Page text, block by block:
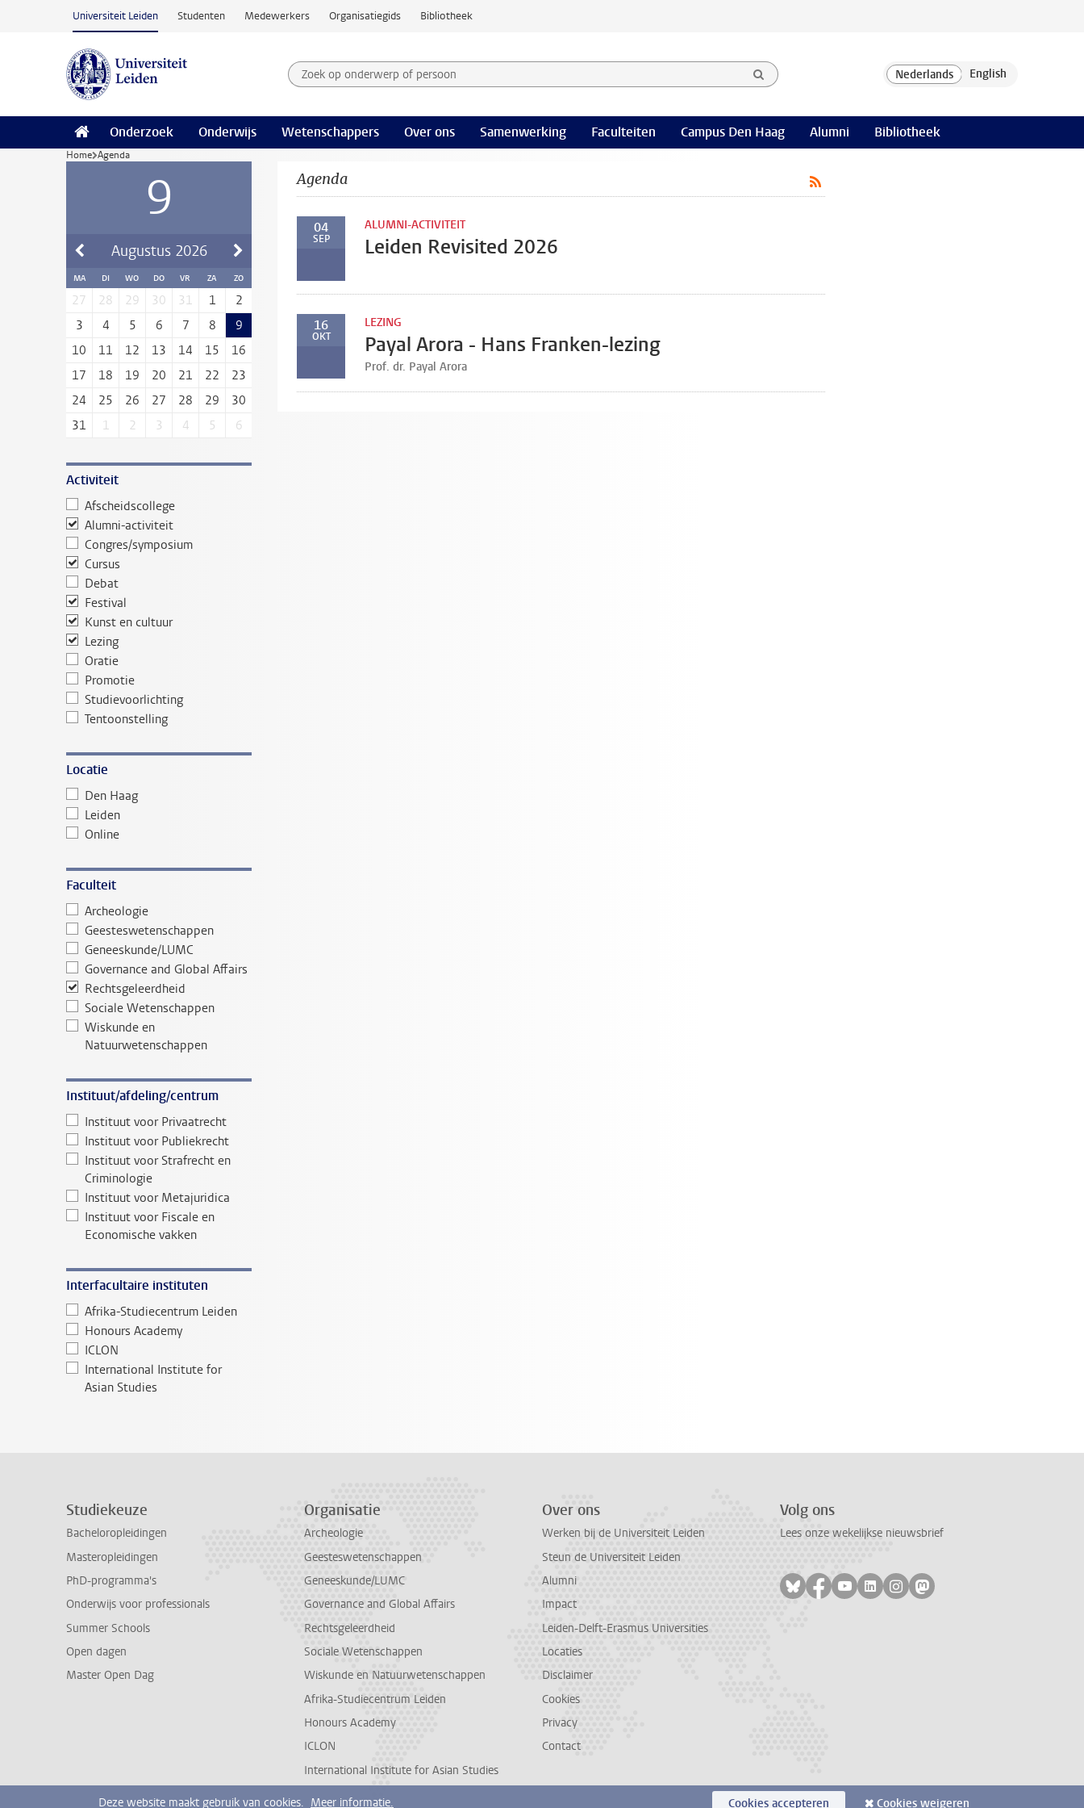
Ga naar hoofdinhoud
Universiteit Leiden Studenten Medewerkers Organisatiegids Bibliotheek
Zoek op onderwerp of persoon en selecteer categorie
Zoekterm
Onderzoek Onderwijs Wetenschappers Over ons Samenwerking Faculteiten Campus Den Haag Alumni Bibliotheek
Home Agenda
9
Augustus 2026
MA DI WO DO VR ZA ZO
27 28 29 30 31 1
2
3
4 5 6 7 8
9
10
11 12 13 14 15
16
17
18 19 20 21 22
23
24
25 26 27 28 29
30
31
1 2 3 4 5 6
Activiteit
Afscheidscollege
Alumni-activiteit
Congres/symposium
Cursus
Debat
Festival
Kunst en cultuur
Lezing
Oratie
Promotie
Studievoorlichting
Tentoonstelling
Locatie
Den Haag
Leiden
Online
Faculteit
Archeologie
Geesteswetenschappen
Geneeskunde/LUMC
Governance and Global Affairs
Rechtsgeleerdheid
Sociale Wetenschappen
Wiskunde en
Natuurwetenschappen
Instituut/afdeling/centrum
Instituut voor Privaatrecht
Instituut voor Publiekrecht
Instituut voor Strafrecht en
Criminologie
Instituut voor Metajuridica
Instituut voor Fiscale en
Economische vakken
Interfacultaire instituten
Afrika-Studiecentrum Leiden
Honours Academy
ICLON
International Institute for
Asian Studies
Agenda
04
SEP
ALUMNI-ACTIVITEIT
Leiden Revisited 2026
16
OKT
LEZING
Payal Arora - Hans Franken-lezing
Prof. dr. Payal Arora
Studiekeuze
Bacheloropleidingen
Masteropleidingen
PhD-programma's
Onderwijs voor professionals
Summer Schools
Open dagen
Master Open Dag
Organisatie
Archeologie
Geesteswetenschappen
Geneeskunde/LUMC
Governance and Global Affairs
Rechtsgeleerdheid
Sociale Wetenschappen
Wiskunde en Natuurwetenschappen
Afrika-Studiecentrum Leiden
Honours Academy
ICLON
International Institute for Asian Studies
Over ons
Werken bij de Universiteit Leiden
Steun de Universiteit Leiden
Alumni
Impact
Leiden-Delft-Erasmus Universities
Locaties
Disclaimer
Cookies
Privacy
Contact
Volg ons
Lees onze wekelijkse nieuwsbrief
Volg ons op bluesky
Volg ons op facebook
Volg ons op youtube
Volg ons op linkedin
Volg ons op instagram
Volg ons op mastodon
Deze website maakt gebruik van cookies. Meer informatie. Cookies accepteren Cookies weigeren